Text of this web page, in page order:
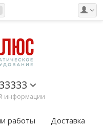
информации
работы
Доставка